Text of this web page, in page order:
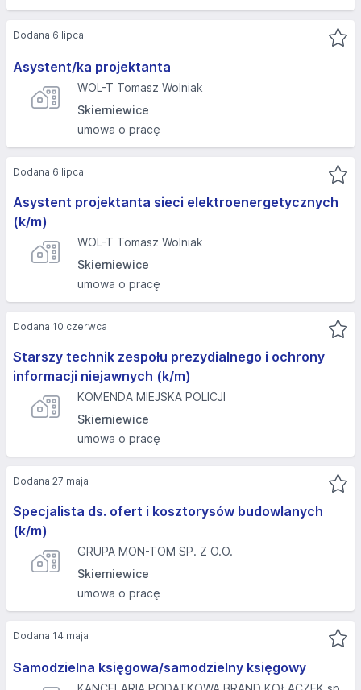
Asystent/ka projektanta
WOL-T Tomasz Wolniak
Skierniewice
umowa o pracę
Dodana 6 lipca
Asystent projektanta sieci elektroenergetycznych
(k/m)
WOL-T Tomasz Wolniak
Skierniewice
umowa o pracę
Dodana 6 lipca
Starszy technik zespołu prezydialnego i ochrony
informacji niejawnych (k/m)
KOMENDA MIEJSKA POLICJI
Skierniewice
umowa o pracę
Dodana 10 czerwca
Specjalista ds. ofert i kosztorysów budowlanych
(k/m)
GRUPA MON-TOM SP. Z O.O.
Skierniewice
umowa o pracę
Dodana 27 maja
Samodzielna księgowa/samodzielny księgowy
Dodana 14 maja